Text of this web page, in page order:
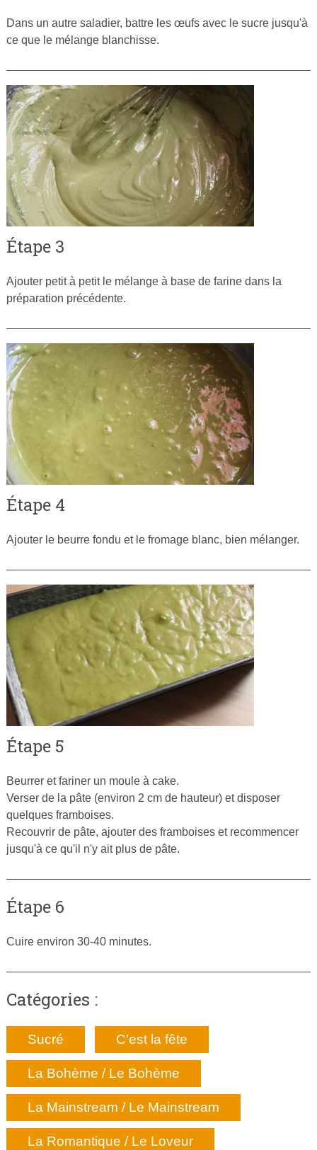
Dans un autre saladier, battre les œufs avec le sucre jusqu'à
ce que le mélange blanchisse.
Étape 3
Ajouter petit à petit le mélange à base de farine dans la
préparation précédente.
Étape 4
Ajouter le beurre fondu et le fromage blanc, bien mélanger.
Étape 5
Beurrer et fariner un moule à cake.
Verser de la pâte (environ 2 cm de hauteur) et disposer
quelques framboises.
Recouvrir de pâte, ajouter des framboises et recommencer
jusqu'à ce qu'il n'y ait plus de pâte.
Étape 6
Cuire environ 30-40 minutes.
Catégories :
Sucré C'est la fête
La Bohème / Le Bohème
La Mainstream / Le Mainstream
La Romantique / Le Loveur